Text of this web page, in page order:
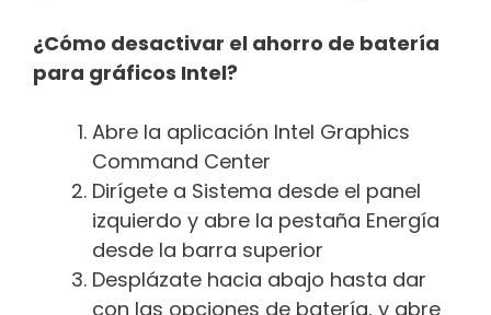
¿Cómo desactivar el ahorro de batería
para gráficos Intel?
Abre la aplicación Intel Graphics
Command Center
Dirígete a Sistema desde el panel
izquierdo y abre la pestaña Energía
desde la barra superior
Desplázate hacia abajo hasta dar
con las opciones de batería, y abre